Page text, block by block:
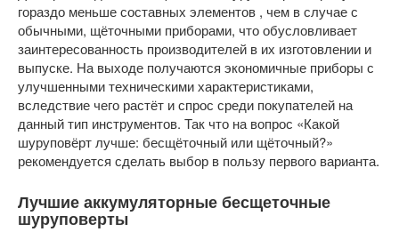
гораздо меньше составных элементов , чем в случае с
обычными, щёточными приборами, что обусловливает
заинтересованность производителей в их изготовлении и
выпуске. На выходе получаются экономичные приборы с
улучшенными техническими характеристиками,
вследствие чего растёт и спрос среди покупателей на
данный тип инструментов. Так что на вопрос «Какой
шуруповёрт лучше: бесщёточный или щёточный?»
рекомендуется сделать выбор в пользу первого варианта.
Лучшие аккумуляторные бесщеточные
шуруповерты